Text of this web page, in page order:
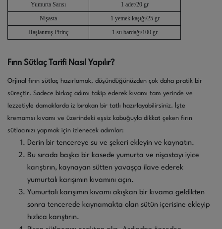
Yumurta Sarısı
1 adet/20 gr
Nişasta
1 yemek kaşığı/25 gr
Haşlanmış Pirinç
1 su bardağı/100 gr
Fırın Sütlaç Tarifi Nasıl Yapılır?
Orjinal fırın sütlaç hazırlamak, düşündüğünüzden çok daha pratik bir
süreçtir. Sadece birkaç adımı takip ederek kıvamı tam yerinde ve
lezzetiyle damaklarda iz bırakan bir tatlı hazırlayabilirsiniz. İşte
kremamsı kıvamı ve üzerindeki eşsiz kabuğuyla dikkat çeken fırın
sütlacınızı yapmak için izlenecek adımlar:
Derin bir tencereye su ve şekeri ekleyin ve kaynatın.
Bu sırada başka bir kasede yumurta ve nişastayı iyice
karıştırın, kaynayan sütten yavaşça ilave ederek
yumurtalı karışımın kıvamını açın.
Yumurtalı karışımın kıvamı akışkan bir kıvama geldikten
sonra tencerede kaynamakta olan sütün içerisine ekleyip
hızlıca karıştırın.